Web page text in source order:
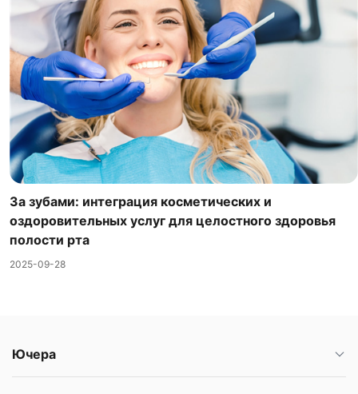
За зубами: интеграция косметических и
оздоровительных услуг для целостного здоровья
полости рта
2025-09-28
Ючера